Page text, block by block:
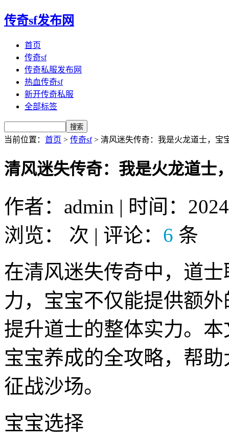
传奇sf发布网
首页
传奇sf
传奇私服发布网
热血传奇sf
新开传奇私服
全部标签
当前位置： 首页 > 传奇sf> 清风迷失传奇：我是火龙道士，宝
清风迷失传奇：我是火龙道士
作者：admin | 时间：
浏览：
次 | 评论： 6 条
在清风迷失传奇中，道
力，宝宝不仅能提供额
提升道士的整体实力。
宝宝养成的全攻略，帮
征战沙场。
宝宝选择